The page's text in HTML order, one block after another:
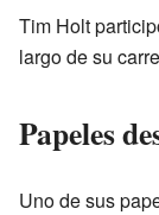
Tim Holt
largo de su
Papeles
Uno de sus